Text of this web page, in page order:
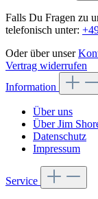
Falls Du Fragen zu
telefonisch unter:
Oder über unser
Vertrag widerrufen
Information
Über uns
Über Jim
Datenschutz
Impressum
Service